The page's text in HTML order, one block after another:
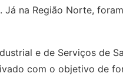
na Região Norte,
e de Serviços de
com o objetivo de